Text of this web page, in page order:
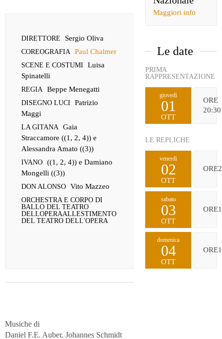
DIRETTORE Sergio Oliva
COREOGRAFIA Paul Chalmer
SCENE E COSTUMI
Luisa
Spinatelli
REGIA Beppe Menegatti
DISEGNO LUCI
Patrizio
Maggi
LA GITANA Gaia
Straccamore ((1, 2, 4)) e
Alessandra Amato ((3))
IVANO ((1, 2, 4)) e Damiano
Mongelli ((3))
DON ALONSO Vito Mazzeo
ORCHESTRA E CORPO DI
BALLO DEL TEATRO
DELLOPERAALLESTIMENTO
DEL TEATRO DELL'OPERA
Musiche di
Daniel F.E. Auber, Johannes Schmidt
Maggiori info
Le date
PRIMA
RAPPRESENTAZIONE
giovedì
01
OTT
ORE
20:30
LE REPLICHE
venerdì
02
OTT
sabato
03
OTT
domenica
04
OTT